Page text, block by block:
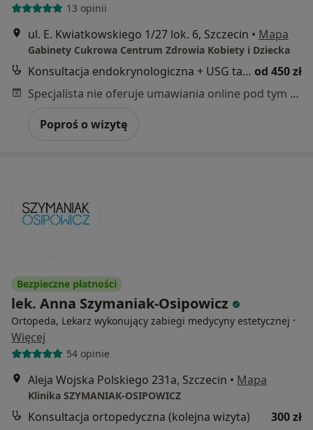
13 opinii
ul. E. Kwiatkowskiego 1/27 lok. 6, Szczecin • Mapa
Gabinety Cukrowa Centrum Zdrowia Kobiety i Dziecka
Konsultacja endokrynologiczna + USG tarczycy od 450 zł
Specjalista nie oferuje umawiania online pod tym adresem.
Poproś o wizytę
Bezpieczne płatności
lek. Anna Szymaniak-Osipowicz
Ortopeda, Lekarz wykonujący zabiegi medycyny estetycznej ·
Więcej
54 opinie
Aleja Wojska Polskiego 231a, Szczecin • Mapa
Klinika SZYMANIAK-OSIPOWICZ
Konsultacja ortopedyczna (kolejna wizyta)
300 zł